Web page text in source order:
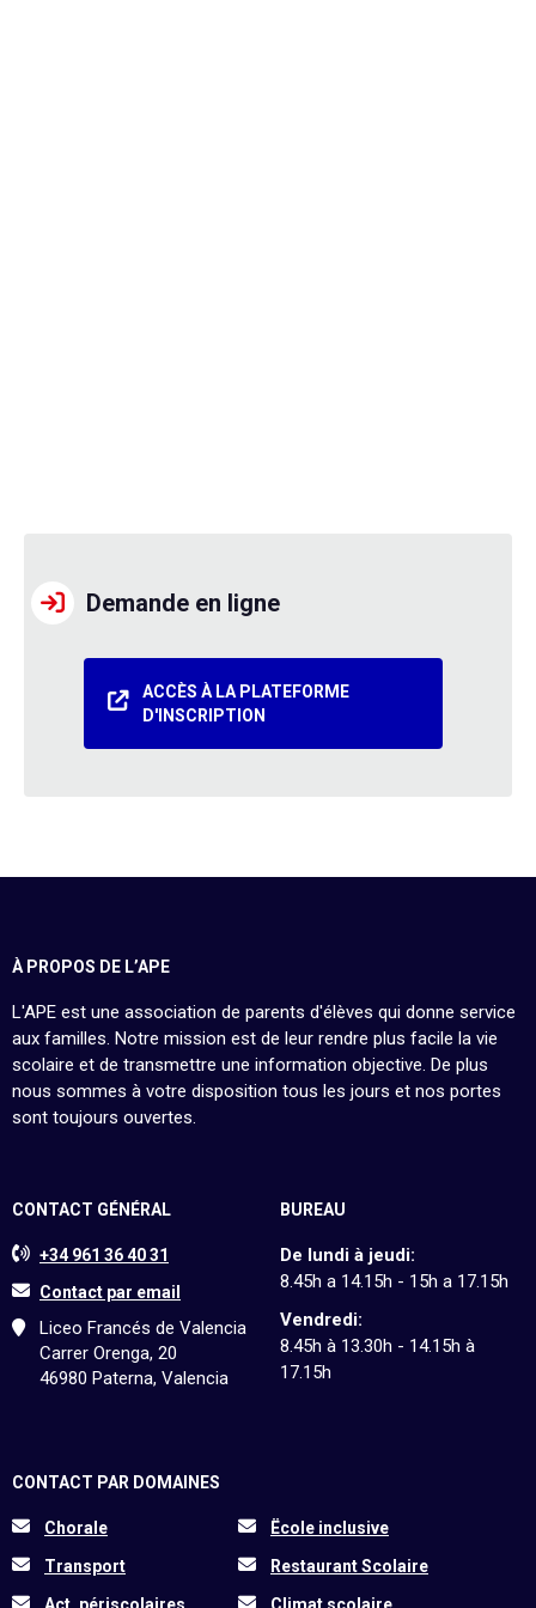
Demande en ligne
ACCÈS À LA PLATEFORME
D'INSCRIPTION
À PROPOS DE L’APE
L'APE est une association de parents d'élèves qui donne service
aux familles. Notre mission est de leur rendre plus facile la vie
scolaire et de transmettre une information objective. De plus
nous sommes à votre disposition tous les jours et nos portes
sont toujours ouvertes.
CONTACT GÉNÉRAL
+34 961 36 40 31
Contact par email
Liceo Francés de Valencia
Carrer Orenga, 20
46980 Paterna, Valencia
BUREAU
De lundi à jeudi:
8.45h a 14.15h - 15h a 17.15h
Vendredi:
8.45h à 13.30h - 14.15h à
17.15h
CONTACT PAR DOMAINES
Chorale
Ëcole inclusive
Transport
Restaurant Scolaire